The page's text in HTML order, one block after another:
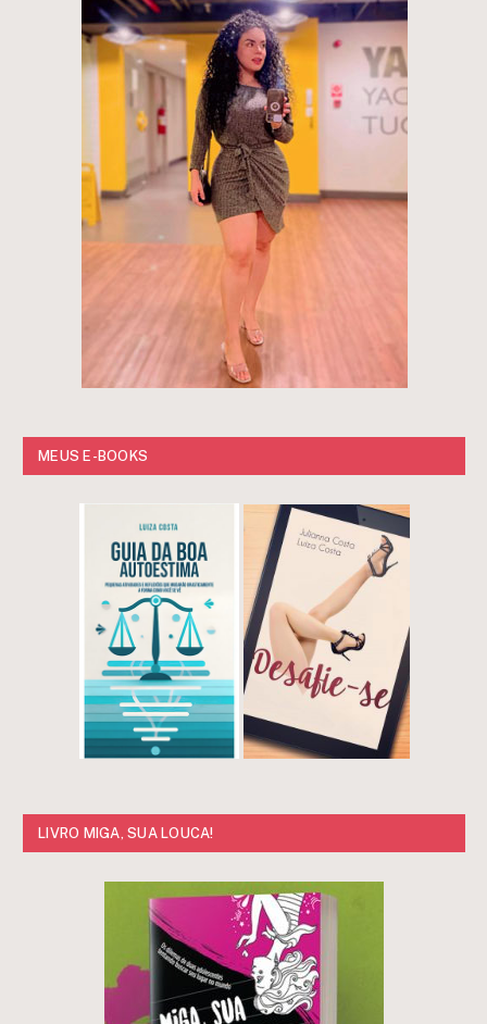
MEUS E-BOOKS
LIVRO MIGA, SUA LOUCA!